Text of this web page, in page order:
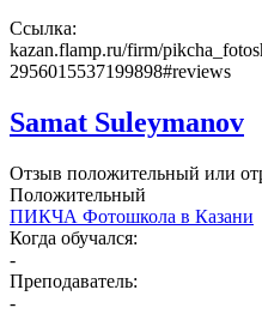
Ссылка:
kazan.flamp.ru/firm/
2956015537199898#reviews
Samat Suleymanov
Отзыв положительный или
Положительный
ПИКЧА Фотошкола в Казани
Когда обучался:
-
Преподаватель:
-